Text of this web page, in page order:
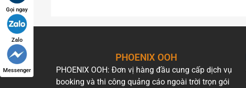
PHOENIX OOH
PHOENIX OOH: Đơn vị hàng đầu cung cấp dịch vụ
booking và thi công quảng cáo ngoài trời trọn gói
Gọi ngay
Zalo
Messenger